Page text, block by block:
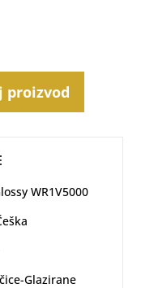
proizvod
WR1V5000
Glazirane